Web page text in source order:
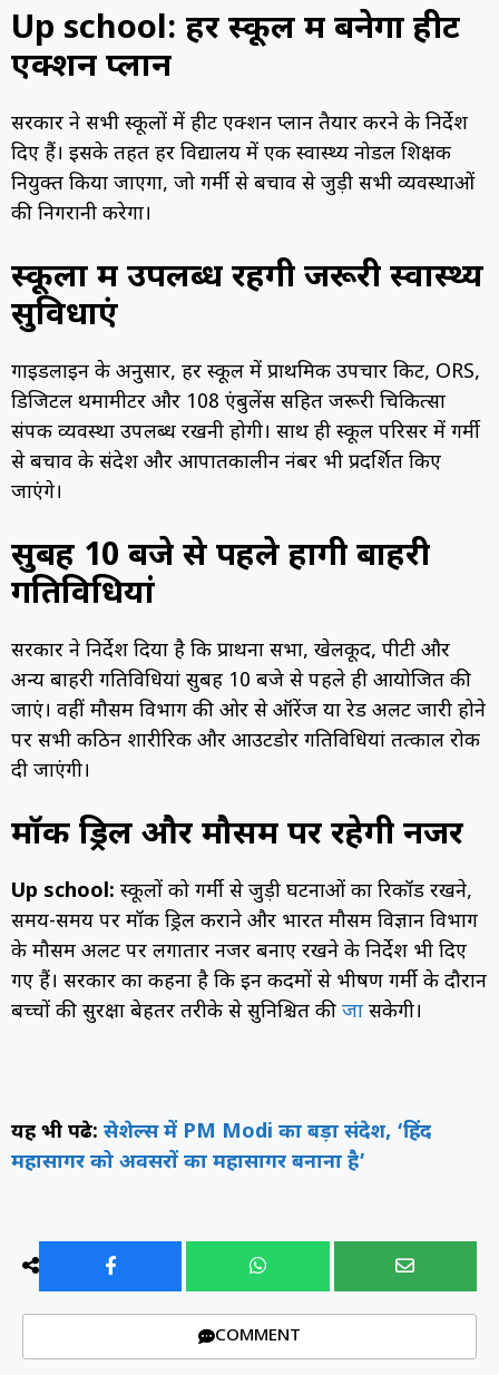
Up school: हर स्कूल में बनेगा हीट
एक्शन प्लान
सरकार ने सभी स्कूलों में हीट एक्शन प्लान तैयार करने के निर्देश
दिए हैं। इसके तहत हर विद्यालय में एक स्वास्थ्य नोडल शिक्षक
नियुक्त किया जाएगा, जो गर्मी से बचाव से जुड़ी सभी व्यवस्थाओं
की निगरानी करेगा।
स्कूलों में उपलब्ध रहेंगी जरूरी स्वास्थ्य
सुविधाएं
गाइडलाइन के अनुसार, हर स्कूल में प्राथमिक उपचार किट, ORS,
डिजिटल थर्मामीटर और 108 एंबुलेंस सहित जरूरी चिकित्सा
संपर्क व्यवस्था उपलब्ध रखनी होगी। साथ ही स्कूल परिसर में गर्मी
से बचाव के संदेश और आपातकालीन नंबर भी प्रदर्शित किए
जाएंगे।
सुबह 10 बजे से पहले होंगी बाहरी
गतिविधियां
सरकार ने निर्देश दिया है कि प्रार्थना सभा, खेलकूद, पीटी और
अन्य बाहरी गतिविधियां सुबह 10 बजे से पहले ही आयोजित की
जाएं। वहीं मौसम विभाग की ओर से ऑरेंज या रेड अलर्ट जारी होने
पर सभी कठिन शारीरिक और आउटडोर गतिविधियां तत्काल रोक
दी जाएंगी।
मॉक ड्रिल और मौसम पर रहेगी नजर
Up school: स्कूलों को गर्मी से जुड़ी घटनाओं का रिकॉर्ड रखने,
समय-समय पर मॉक ड्रिल कराने और भारत मौसम विज्ञान विभाग
के मौसम अलर्ट पर लगातार नजर बनाए रखने के निर्देश भी दिए
गए हैं। सरकार का कहना है कि इन कदमों से भीषण गर्मी के दौरान
बच्चों की सुरक्षा बेहतर तरीके से सुनिश्चित की जा सकेगी।
यह भी पढे़: सेशेल्स में PM Modi का बड़ा संदेश, ‘हिंद
महासागर को अवसरों का महासागर बनाना है’
COMMENT